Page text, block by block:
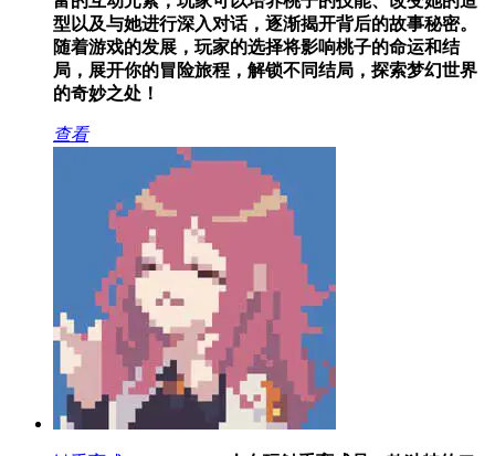
型以及与她进行深入对话，逐渐揭开背后的故事秘密。
随着游戏的发展，玩家的选择将影响桃子的命运和结
局，展开你的冒险旅程，解锁不同结局，探索梦幻世界
的奇妙之处！
查看